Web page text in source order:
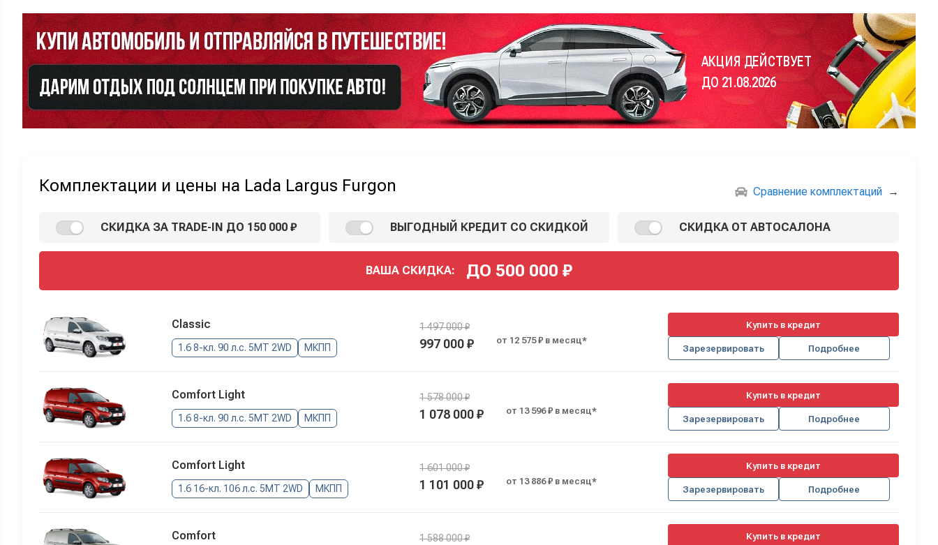
АКЦИЯ ДЕЙСТВУЕТ
ДО 21.08.2026
Комплектации и цены на Lada Largus Furgon Сравнение комплектаций →
СКИДКА ЗА TRADE-IN ДО 150 000 ₽ ВЫГОДНЫЙ КРЕДИТ СО СКИДКОЙ СКИДКА ОТ АВТОСАЛОНА
ВАША СКИДКА: ДО 500 000 ₽
Classic
1.6 8-кл. 90 л.с. 5MT 2WD МКПП
1 497 000 ₽
997 000 ₽ от 12 575 ₽ в месяц*
Купить в кредит
Зарезервировать Подробнее
Comfort Light
1.6 8-кл. 90 л.с. 5MT 2WD МКПП
1 578 000 ₽
1 078 000 ₽ от 13 596 ₽ в месяц*
Купить в кредит
Зарезервировать Подробнее
Comfort Light
1.6 16-кл. 106 л.с. 5MT 2WD МКПП
1 601 000 ₽
1 101 000 ₽ от 13 886 ₽ в месяц*
Купить в кредит
Зарезервировать Подробнее
Comfort 1 588 000 ₽ Купить в кредит